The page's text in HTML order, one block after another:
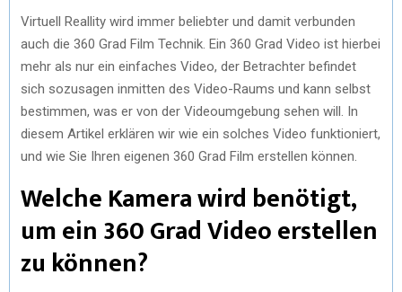
T
R
O
O
R
E
T
D
I
Virtuell Reallity wird immer beliebter und damit verbunden
auch die 360 Grad Film Technik. Ein 360 Grad Video ist hierbei
mehr als nur ein einfaches Video, der Betrachter befindet
sich sozusagen inmitten des Video-Raums und kann selbst
bestimmen, was er von der Videoumgebung sehen will. In
diesem Artikel erklären wir wie ein solches Video funktioniert,
und wie Sie Ihren eigenen 360 Grad Film erstellen können.
Welche Kamera wird benötigt,
um ein 360 Grad Video erstellen
zu können?